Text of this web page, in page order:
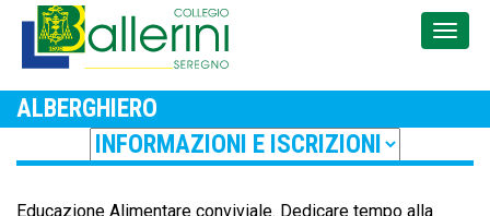
ALBERGHIERO
Educazione Alimentare conviviale. Dedicare tempo alla